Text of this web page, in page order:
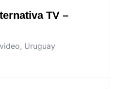
TV –
, Uruguay